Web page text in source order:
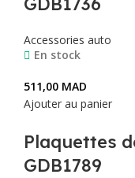
Accessories auto
En stock
511,00 MAD
Ajouter au panier
Plaquettes
GDB1789